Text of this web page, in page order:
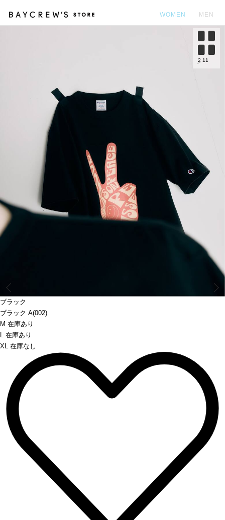
WOMEN MEN
ブラック
ブラック A(002)
M 在庫あり
L 在庫あり
XL 在庫なし
2 11